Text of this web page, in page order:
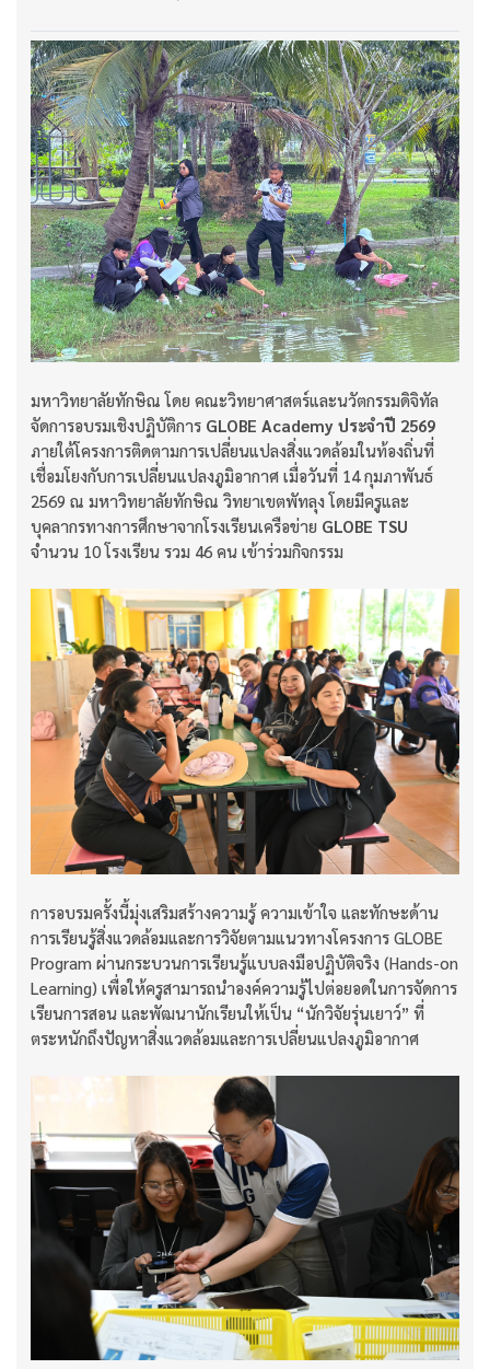
มหาวิทยาลัยทักษิณ โดย คณะวิทยาศาสตร์และนวัตกรรมดิจิทัล
จัดการอบรมเชิงปฏิบัติการ GLOBE Academy ประจำปี 2569
ภายใต้โครงการติดตามการเปลี่ยนแปลงสิ่งแวดล้อมในท้องถิ่นที่
เชื่อมโยงกับการเปลี่ยนแปลงภูมิอากาศ เมื่อวันที่ 14 กุมภาพันธ์
2569 ณ มหาวิทยาลัยทักษิณ วิทยาเขตพัทลุง โดยมีครูและ
บุคลากรทางการศึกษาจากโรงเรียนเครือข่าย GLOBE TSU
จำนวน 10 โรงเรียน รวม 46 คน เข้าร่วมกิจกรรม
การอบรมครั้งนี้มุ่งเสริมสร้างความรู้ ความเข้าใจ และทักษะด้าน
การเรียนรู้สิ่งแวดล้อมและการวิจัยตามแนวทางโครงการ GLOBE
Program ผ่านกระบวนการเรียนรู้แบบลงมือปฏิบัติจริง (Hands-on
Learning) เพื่อให้ครูสามารถนำองค์ความรู้ไปต่อยอดในการจัดการ
เรียนการสอน และพัฒนานักเรียนให้เป็น “นักวิจัยรุ่นเยาว์” ที่
ตระหนักถึงปัญหาสิ่งแวดล้อมและการเปลี่ยนแปลงภูมิอากาศ